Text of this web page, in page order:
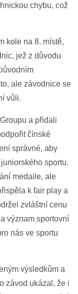
chybu, což
kole na 8. místě,
jež z důvodu
ale závodnice se
vůli.
a přidali
čínské
správné, aby
sportu.
medaile, ale
k fair play a
zvláštní cenu
význam sportovní
nás ve sportu
výsledkům a
závod ukázal, že i